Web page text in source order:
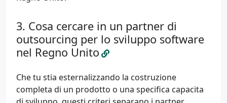
Cosa cercare in un partner di
outsourcing per lo sviluppo software
nel Regno Unito
Che tu stia esternalizzando la costruzione
completa di un prodotto o una specifica capacita